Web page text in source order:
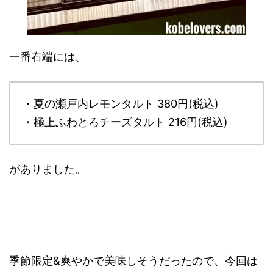
一番右端には、
・夏の瀬戸内レモンタルト 380円(税込)
・極上ふわとろチーズタルト 216円(税込)
がありました。
季節限定&爽やかで美味しそうだったので、今回は